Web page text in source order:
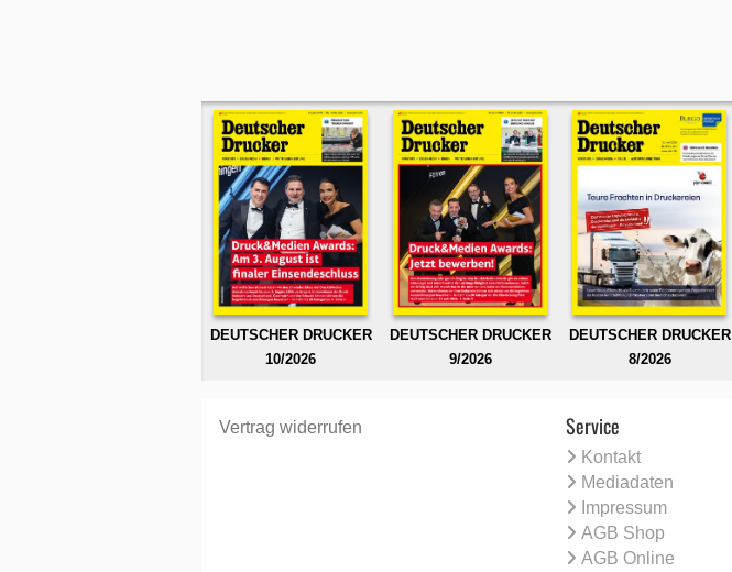
DEUTSCHER DRUCKER
10/2026
DEUTSCHER DRUCKER
9/2026
DEUTSCHER DRUCKER
8/2026
Vertrag widerrufen Service
Kontakt
Mediadaten
Impressum
AGB Shop
AGB Online